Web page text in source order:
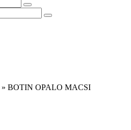
Search
Search
» BOTIN OPALO MACSI